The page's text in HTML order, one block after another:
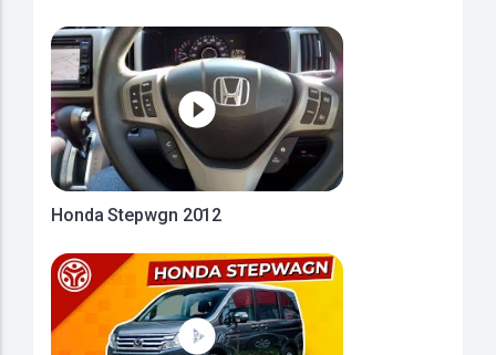
Honda Stepwgn 2012